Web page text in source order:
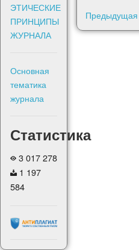
ЭТИЧЕСКИЕ
ПРИНЦИПЫ
ЖУРНАЛА
Основная
тематика
журнала
Статистика
3 017 278
1 197
584
Предыдущая